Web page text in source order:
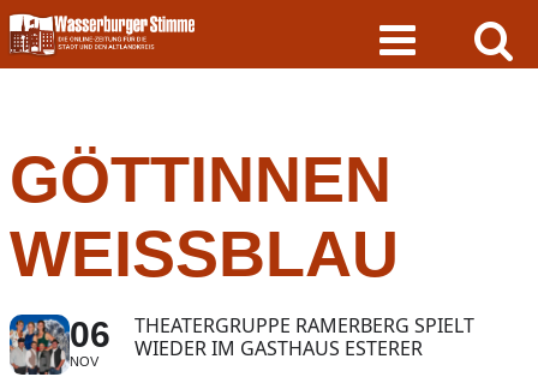
Skip
to
content
GÖTTINNEN
WEISSBLAU
06
NOV
THEATERGRUPPE RAMERBERG SPIELT
WIEDER IM GASTHAUS ESTERER